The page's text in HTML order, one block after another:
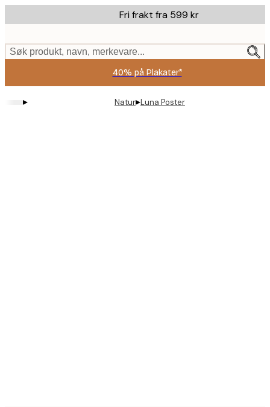
to
content.
Fri frakt fra 599 kr
Søk produkt, navn, merkevare...
40% på Plakater*
▸ Natur▸Luna Poster